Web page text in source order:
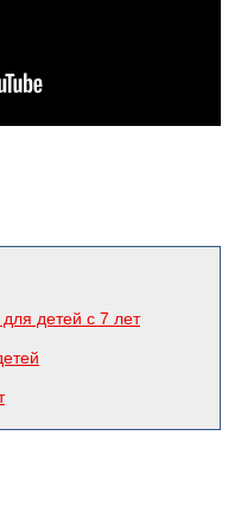
детей с 7 лет